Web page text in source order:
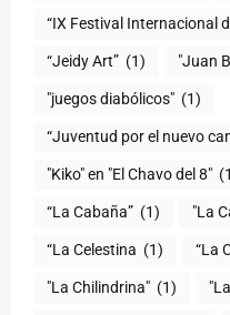
“IX Festival Internacional
“Jeidy Art” (1) "Juan
"juegos diabólicos" (1)
“Juventud por el nuevo
"Kiko" en "El Chavo del 8"
“La Cabaña” (1) "La
“La Celestina (1) “La
"La Chilindrina" (1)